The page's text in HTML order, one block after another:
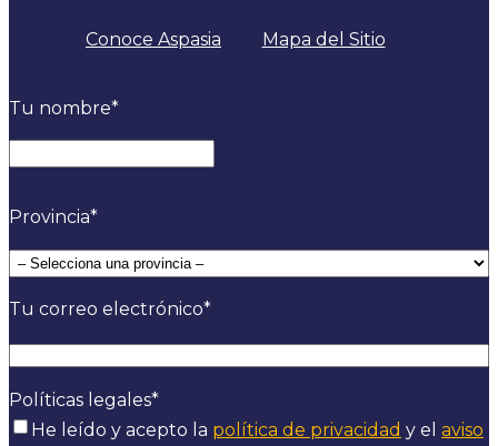
Conoce Aspasia Mapa del Sitio
Tu nombre*
Provincia*
Tu correo electrónico*
Políticas legales*
He leído y acepto la política de privacidad y el aviso